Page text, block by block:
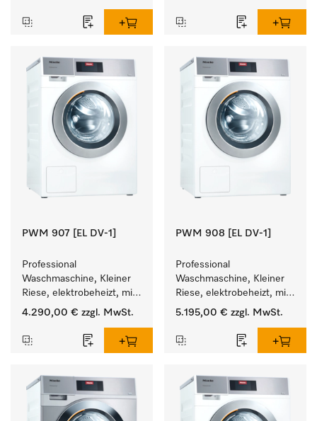
Programmen.
Leistung 6 kg  in 49 min .
Programmen.
Leistung 6 kg  in 49 min .
PWM 907 [EL DV-1]
Professional
Waschmaschine, Kleiner
Riese, elektrobeheizt, mit
Ablaufventil und
Programmen.
Leistung 7 kg  in 49 min .
4.290,00 € zzgl. MwSt.
PWM 908 [EL DV-1]
Professional
Waschmaschine, Kleiner
Riese, elektrobeheizt, mit
Ablaufventil und
Programmen.
Leistung 8 kg  in 49 min .
5.195,00 € zzgl. MwSt.